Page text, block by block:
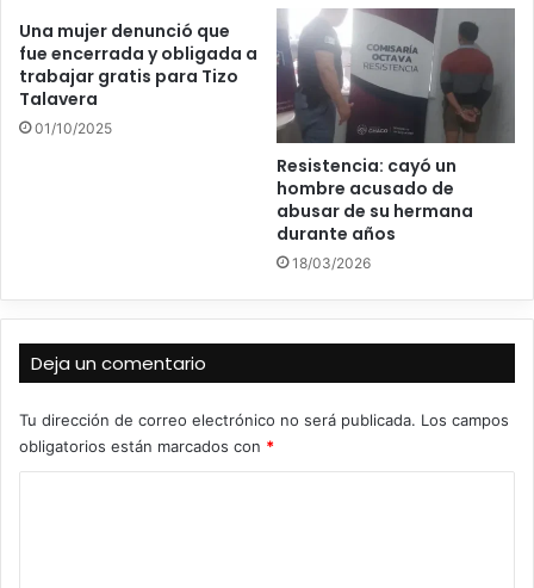
Una mujer denunció que
fue encerrada y obligada a
trabajar gratis para Tizo
Talavera
01/10/2025
Resistencia: cayó un
hombre acusado de
abusar de su hermana
durante años
18/03/2026
Deja un comentario
Tu dirección de correo electrónico no será publicada. Los campos
obligatorios están marcados con *